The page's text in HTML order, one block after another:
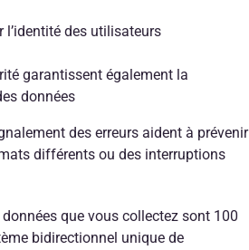
des utilisateurs
garantissent également la
données
des erreurs aident à prévenir
différents ou des interruptions
que vous collectez sont 100
bidirectionnel unique de